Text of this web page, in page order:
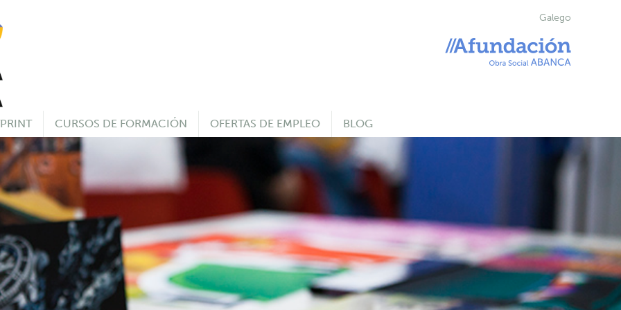
Galego
CURSOS DE FORMACIÓN OFERTAS DE EMPLEO BLOG